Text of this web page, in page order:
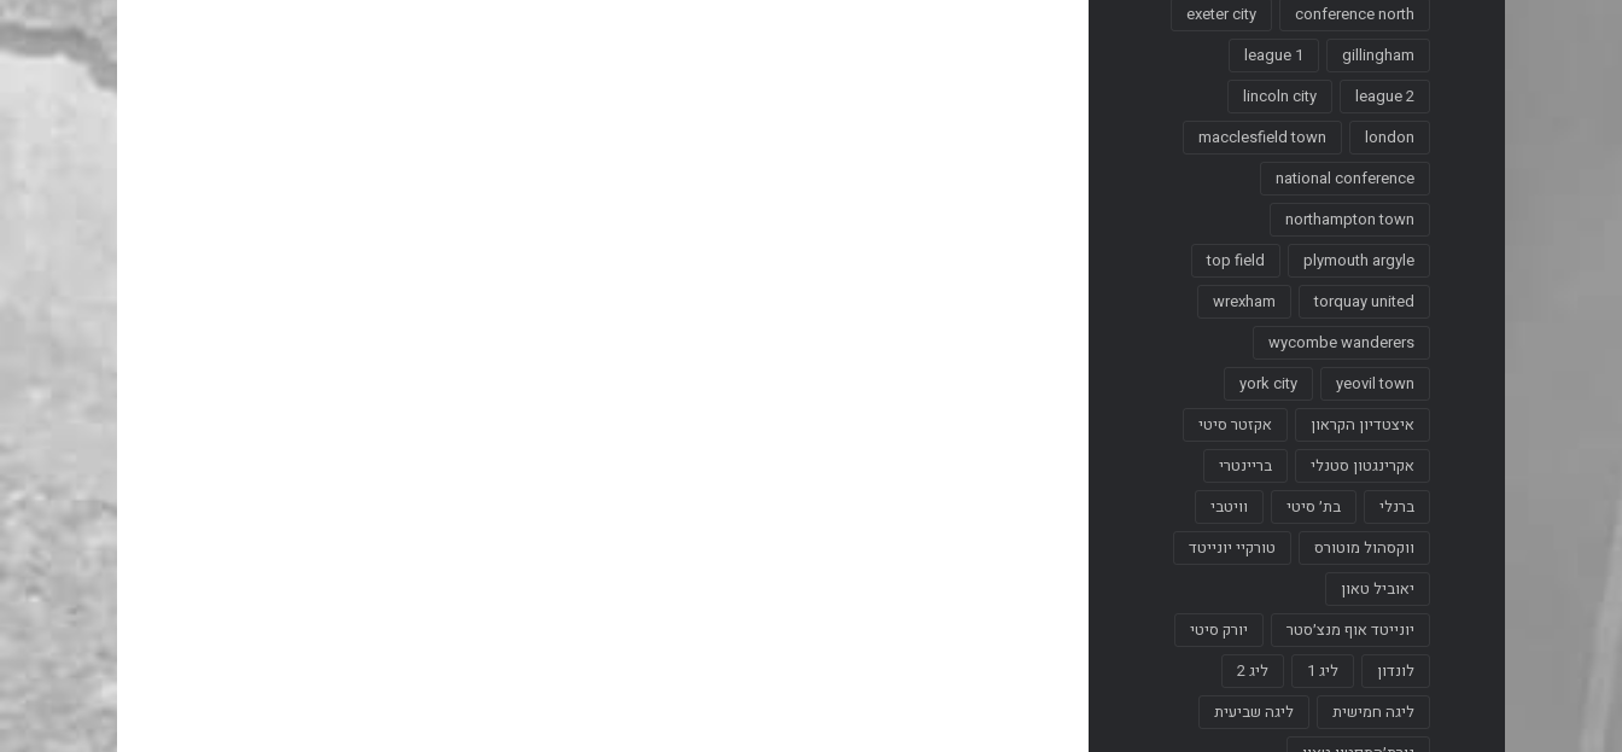
conference north
exeter city
gillingham
league 1
league 2
lincoln city
london
macclesfield town
national conference
northampton town
plymouth argyle
top field
torquay united
wrexham
wycombe wanderers
yeovil town
york city
איצטדיון הקראון
אקזטר סיטי
אקרינגטון סטנלי
בריינטרי
ברנלי
בת׳ סיטי
וויטבי
ווקסהול מוטורס
טורקיי יונייטד
יאוביל טאון
יונייטד אוף מנצ׳סטר
יורק סיטי
לונדון
ליג 1
ליג 2
ליגה חמישית
ליגה שביעית